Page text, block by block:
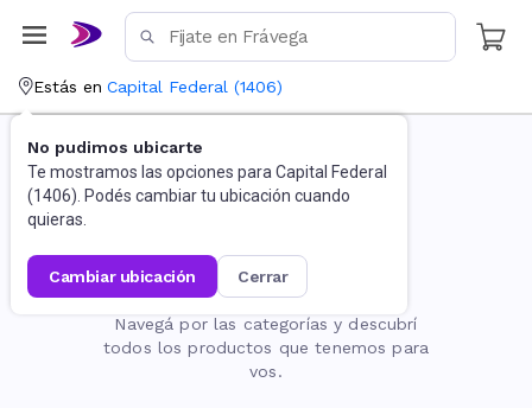
Estás en Capital Federal (1406)
No pudimos ubicarte
Te mostramos las opciones para Capital Federal
(1406). Podés cambiar tu ubicación cuando
quieras.
cambiar ubicación cerrar
La página no existe
Navegá por las categorías y descubrí
todos los productos que tenemos para
vos.